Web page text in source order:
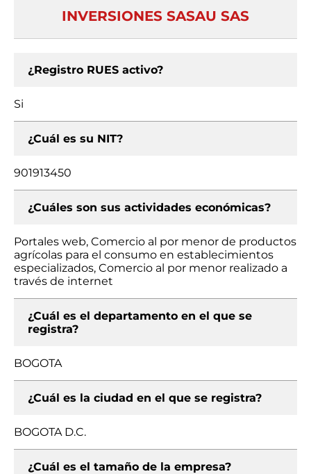
INVERSIONES SASAU SAS
¿Registro RUES activo?
Si
¿Cuál es su NIT?
901913450
¿Cuáles son sus actividades económicas?
Portales web, Comercio al por menor de productos
agrícolas para el consumo en establecimientos
especializados, Comercio al por menor realizado a
través de internet
¿Cuál es el departamento en el que se
registra?
BOGOTA
¿Cuál es la ciudad en el que se registra?
BOGOTA D.C.
¿Cuál es el tamaño de la empresa?